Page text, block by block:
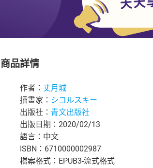
商品詳情
作者： 丈月城
插畫家： シコルスキー
出版社： 青文出版社
出版日期：2020/02/13
語言：中文
ISBN：6710000002987
檔案格式：EPUB3-流式格式